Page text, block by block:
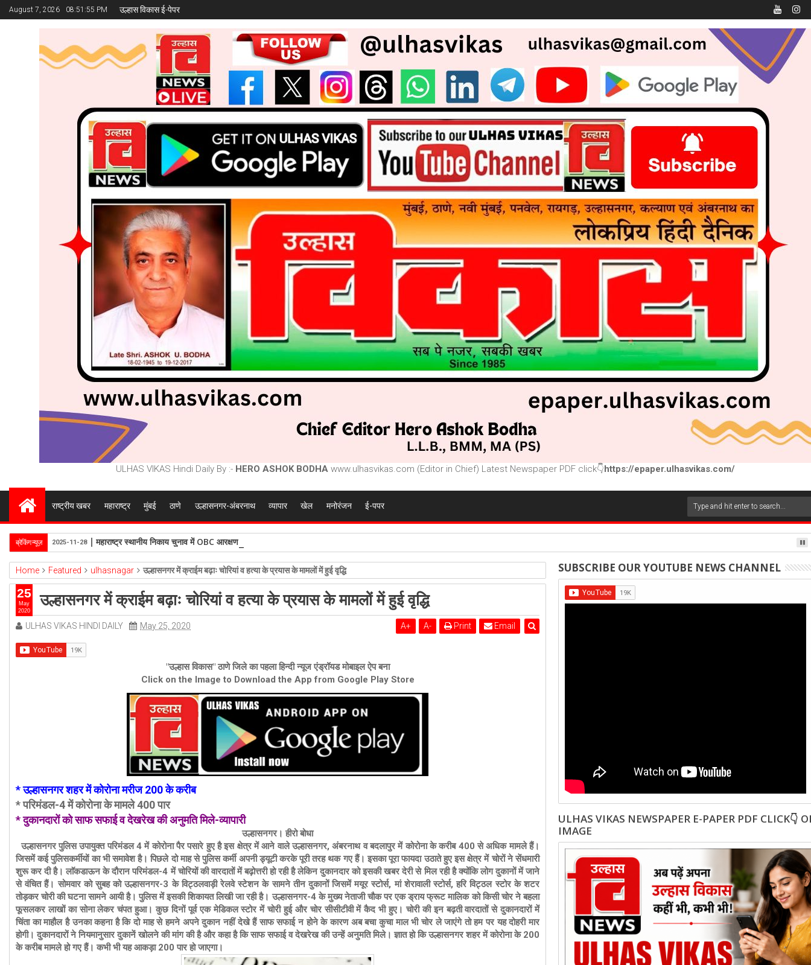
August 7, 2026 08:51:56 PM उल्हास विकास ई-पेपर
ULHAS VIKAS Hindi Daily By :- HERO ASHOK BODHA www.ulhasvikas.com (Editor in Chief) Latest Newspaper PDF click👇https://epaper.ulhasvikas.com/
राष्ट्रीय खबर महाराष्ट्र मुंबई ठाणे उल्हासनगर-अंबरनाथ व्यापार खेल मनोरंजन ई-पपर
ब्रेकिंग न्यूज़ महाराष्ट्र स्थानीय निकाय चुनाव में OBC आरक्षण पर सुप्रीम कोर्ट का बड़ा फैसला, सशर्त मंजूरी दी
2025-11-28
Home Featured ulhasnagar उल्हासनगर में क्राईम बढ़ाः चोरियां व हत्या के प्रयास के मामलों में हुई वृद्धि
उल्हासनगर में क्राईम बढ़ाः चोरियां व हत्या के प्रयास के मामलों में हुई वृद्धि
ULHAS VIKAS HINDI DAILY May 25, 2020 A+ A- Print Email
"उल्हास विकास" ठाणे जिले का पहला हिन्दी न्यूज एंड्रॉयड मोबाइल ऐप बना
Click on the Image to Download the App from Google Play Store
* उल्हासनगर शहर में कोरोना मरीज 200 के करीब
* परिमंडल-4 में कोरोना के मामले 400 पार
* दुकानदारों को साफ सफाई व देखरेख की अनुमति मिले-व्यापारी
उल्हासनगर। हीरो बोधा
उल्हासनगर पुलिस उपायुक्त परिमंडल 4 में कोरोना पैर पसारे हुए है इस क्षेत्र में आने वाले उल्हासनगर, अंबरनाथ व बदलापुर में कोरोना के करीब 400 से अधिक मामले हैं।
जिसमें कई पुलिसकर्मीयों का भी समावेश है। पिछले दो माह से पुलिस कर्मी अपनी ड्यूटी करके पूरी तरह थक गए हैं। इसका पूरा फायदा उठाते हुए इस क्षेत्र में चोरों ने सेंधमारी
शुरू कर दी है। लाॅकडाऊन के दौरान परिमंडल-4 में चोरियों की वारदातों में बढ़ोत्तरी हो रही है लेकिन दुकानदार को इसकी खबर देरी से मिल रही है क्योंकि लोग दुकानों में जाने
से वंचित हैं। सोमवार को सुबह को उल्हासनगर-3 के विट्ठलवाड़ी रेलवे स्टेशन के सामने तीन दुकानों जिसमें मयूर स्टोर्स, मां शेरावाली स्टोर्स, हरि विट्ठल स्टोर के शटर
तोड़कर चोरी की घटना सामने आयी है। पुलिस में इसकी शिकायत लिखी जा रही है। उल्हासनगर-4 के मुख्य नेताजी चौक पर एक ड्राय फ्रूट मालिक को किसी चोर ने बहला
फूसलकर लाखों का सोना लेकर चंपत हुआ। कुछ दिनों पूर्व एक मेडिकल स्टोर में चोरी हुई और चोर सीसीटीवी में कैद भी हुए। चोरी की इन बढ़ती वारदातों से दुकानदारों में
चिंता का माहौल है उनका कहना है कि दो माह से हमने अपने दुकान नहीं देखे हैं साफ सफाई न होने के कारण अब बचा कुचा माल भी चोर ले जाएंगे तो हम पर यह दोहरी मार
होगी। दुकानदारों ने नियमानुसार दुकानें खोलने की मांग की है और कहा है कि साफ सफाई व देखरेख की उन्हें अनुमति मिले। ज्ञात हो कि उल्हासनगर शहर में कोरोना के 200
के करीब मामले हो गए हैं। कभी भी यह आकड़ा 200 पार हो जाएगा।
25
May
2020
SUBSCRIBE OUR YOUTUBE NEWS CHANNEL
ULHAS VIKAS NEWSPAPER E-PAPER PDF CLICK👇
IMAGE